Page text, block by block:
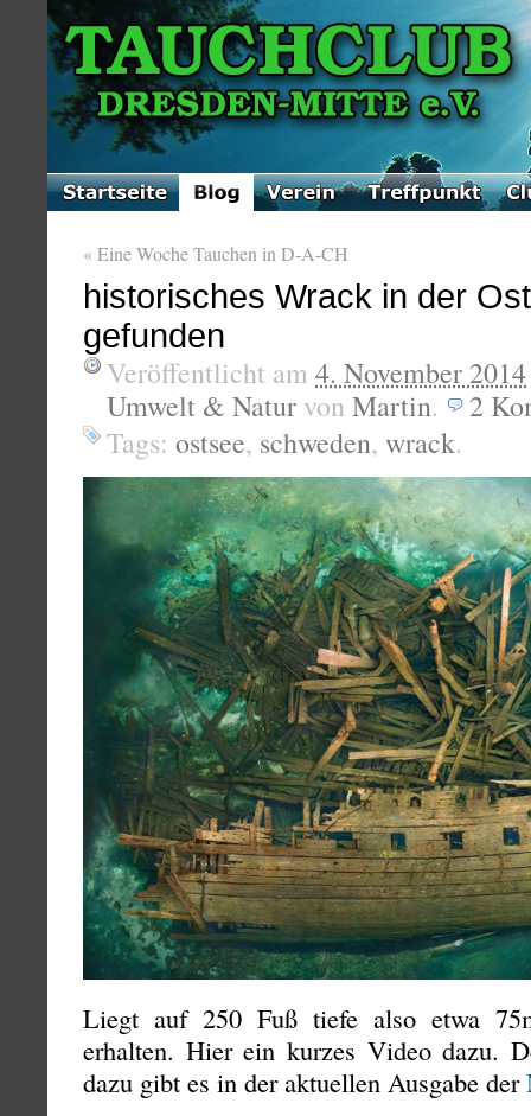
«Eine Woche Tauchen in D-A-CH
historisches Wrack in der
gefunden
Veröffentlicht am 4. November 2014
Umwelt & Natur von Martin. 2
Tags: ostsee, schweden, wrack.
Liegt auf 250 Fuß tiefe also etwa
erhalten. Hier ein kurzes Video dazu.
dazu gibt es in der aktuellen Ausgabe der